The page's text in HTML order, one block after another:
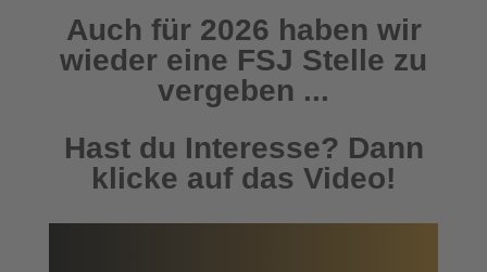
Auch für 2026 haben wir
wieder eine FSJ Stelle zu
vergeben ...
Hast du Interesse? Dann
klicke auf das Video!